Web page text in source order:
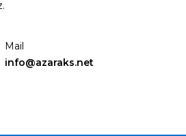
Mail
info@azaraks.net